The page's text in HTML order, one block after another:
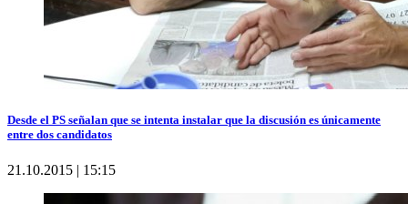
Desde el PS señalan que se intenta instalar que la discusión es únicamente
entre dos candidatos
21.10.2015 | 15:15